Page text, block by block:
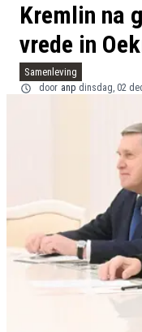
Kremlin na
vrede in
Samenleving
door anp dinsdag, 02